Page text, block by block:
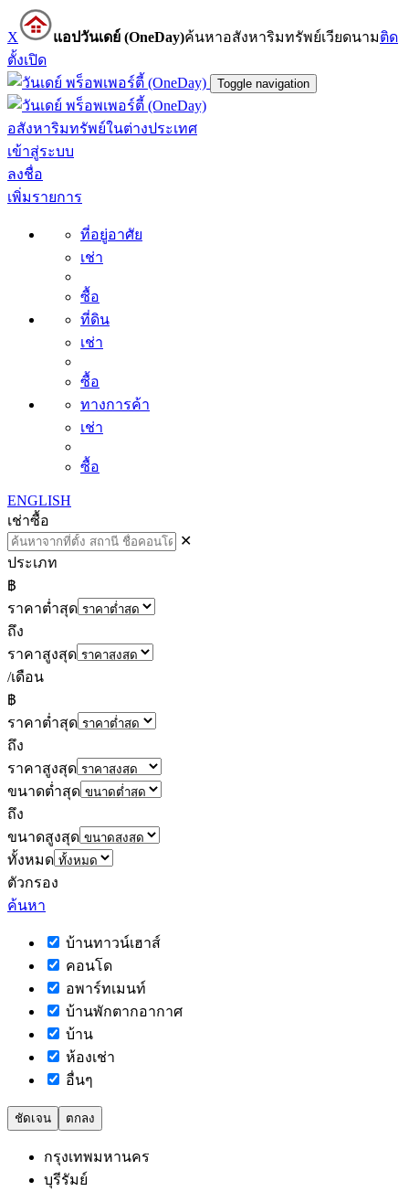
X แอปวันเดย์ (OneDay)ค้นหาอสังหาริมทรัพย์เวียดนามติด
ตั้งเปิด
Toggle navigation
อสังหาริมทรัพย์ในต่างประเทศ
เข้าสู่ระบบ
ลงชื่อ
เพิ่มรายการ
ที่อยู่อาศัย
เช่า
ซื้อ
ที่ดิน
เช่า
ซื้อ
ทางการค้า
เช่า
ซื้อ
ENGLISH
เช่าซื้อ
✕
ประเภท
฿
ราคาต่ำสุด
ถึง
ราคาสูงสุด
/เดือน
฿
ราคาต่ำสุด
ถึง
ราคาสูงสุด
ขนาดต่ำสุด
ถึง
ขนาดสูงสุด
ทั้งหมด
ตัวกรอง
ค้นหา
บ้านทาวน์เฮาส์
คอนโด
อพาร์ทเมนท์
บ้านพักตากอากาศ
บ้าน
ห้องเช่า
อื่นๆ
ชัดเจน ตกลง
กรุงเทพมหานคร
บุรีรัมย์